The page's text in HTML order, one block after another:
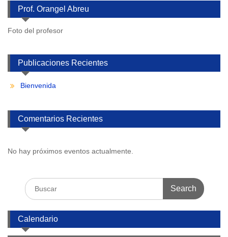
Prof. Orangel Abreu
Foto del profesor
Publicaciones Recientes
Bienvenida
Comentarios Recientes
No hay próximos eventos actualmente.
Search
for:
Calendario